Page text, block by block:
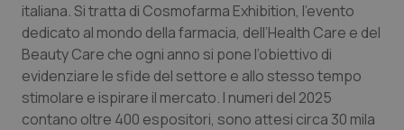
Campania
Emilia-Romagna
Friuli Venezia Giulia
Car-T
Colesterolo & coronaropatie
Dermatite Atopica
italiana. Si tratta di Cosmofarma Exhibition, l’evento
dedicato al mondo della farmacia, dell’Health Care e del
Beauty Care che ogni anno si pone l’obiettivo di
evidenziare le sfide del settore e allo stesso tempo
stimolare e ispirare il mercato. I numeri del 2025
contano oltre 400 espositori, sono attesi circa 30 mila